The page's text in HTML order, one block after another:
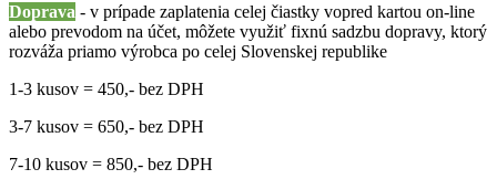
Doprava - v prípade zaplatenia celej čiastky vopred kartou on-line
alebo prevodom na účet, môžete využiť fixnú sadzbu dopravy, ktorý
rozváža priamo výrobca po celej Slovenskej republike
1-3 kusov = 450,- bez DPH
3-7 kusov = 650,- bez DPH
7-10 kusov = 850,- bez DPH